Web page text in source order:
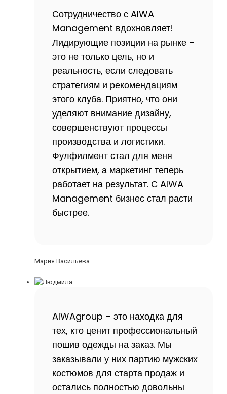
Сотрудничество с AIWA
Management вдохновляет!
Лидирующие позиции на рынке –
это не только цель, но и
реальность, если следовать
стратегиям и рекомендациям
этого клуба. Приятно, что они
уделяют внимание дизайну,
совершенствуют процессы
производства и логистики.
Фулфилмент стал для меня
открытием, а маркетинг теперь
работает на результат. С AIWA
Management бизнес стал расти
быстрее.
Мария Васильева
AIWAgroup – это находка для
тех, кто ценит профессиональный
пошив одежды на заказ. Мы
заказывали у них партию мужских
костюмов для старта продаж и
остались полностью довольны